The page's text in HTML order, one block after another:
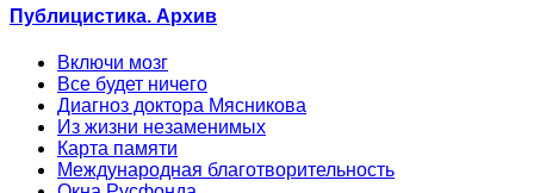
Публицистика. Архив
Включи мозг
Все будет ничего
Диагноз доктора Мясникова
Из жизни незаменимых
Карта памяти
Международная благотворительность